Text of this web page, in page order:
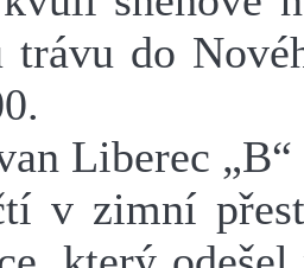
trávu do
Liberec „B“
v zimní